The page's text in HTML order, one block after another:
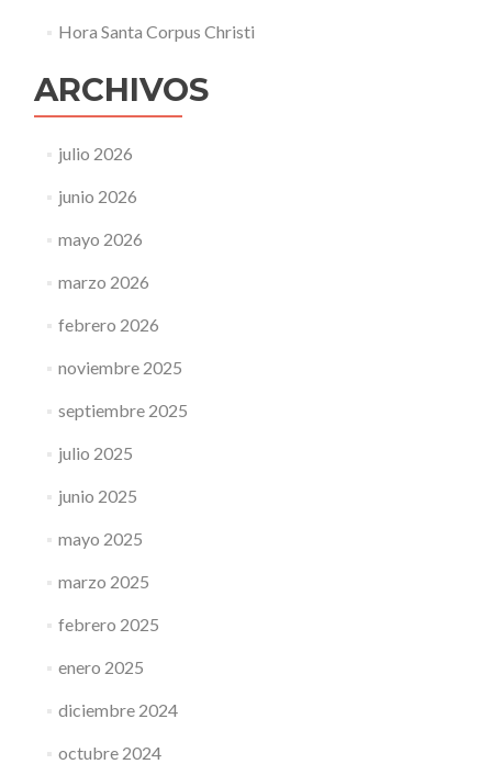
Hora Santa Corpus Christi
ARCHIVOS
julio 2026
junio 2026
mayo 2026
marzo 2026
febrero 2026
noviembre 2025
septiembre 2025
julio 2025
junio 2025
mayo 2025
marzo 2025
febrero 2025
enero 2025
diciembre 2024
octubre 2024